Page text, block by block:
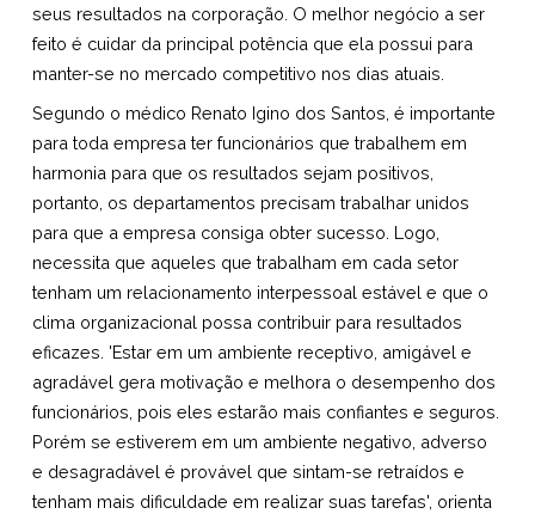
seus resultados na corporação. O melhor negócio a ser
feito é cuidar da principal potência que ela possui para
manter-se no mercado competitivo nos dias atuais.
Segundo o médico Renato Igino dos Santos, é importante
para toda empresa ter funcionários que trabalhem em
harmonia para que os resultados sejam positivos,
portanto, os departamentos precisam trabalhar unidos
para que a empresa consiga obter sucesso. Logo,
necessita que aqueles que trabalham em cada setor
tenham um relacionamento interpessoal estável e que o
clima organizacional possa contribuir para resultados
eficazes. 'Estar em um ambiente receptivo, amigável e
agradável gera motivação e melhora o desempenho dos
funcionários, pois eles estarão mais confiantes e seguros.
Porém se estiverem em um ambiente negativo, adverso
e desagradável é provável que sintam-se retraídos e
tenham mais dificuldade em realizar suas tarefas', orienta